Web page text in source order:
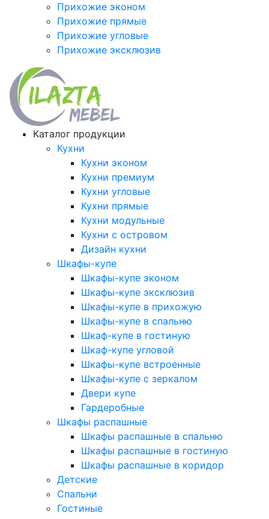
Прихожие эконом
Прихожие прямые
Прихожие угловые
Прихожие эксклюзив
Каталог продукции
Кухни
Кухни эконом
Кухни премиум
Кухни угловые
Кухни прямые
Кухни модульные
Кухни с островом
Дизайн кухни
Шкафы-купе
Шкафы-купе эконом
Шкафы-купе эксклюзив
Шкафы-купе в прихожую
Шкафы-купе в спальню
Шкаф-купе в гостиную
Шкаф-купе угловой
Шкафы-купе встроенные
Шкафы-купе с зеркалом
Двери купе
Гардеробные
Шкафы распашные
Шкафы распашные в спальню
Шкафы распашные в гостиную
Шкафы распашные в коридор
Детские
Спальни
Гостиные